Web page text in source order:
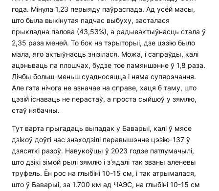
года. Мінула 1,23 перыяду паўраспада. Ад усёй масы,
што была выкінутая падчас выбуху, засталася
прыкладна палова (43,53%), а радыеактыўнасць стала ў
2,35 раза меней. То бок на тэрыторыі, дзе цэзію было
мала, яго актыўнасць знізілася. Можа, і сапраўды, калі
ацэньваць па плошчах, будзе тое памяншэнне ў 1,8 раза.
Лічбы больш-меньш суадносяцца і няма супярэчання.
Але гэта нічога не азначае на справе, хаця б таму, што
цэзій існаваць не перастаў, а проста сыйшоў у зямлю,
стаў нябачны.
Тут варта прыгадаць выпадак у Баварыі, калі ў мясе
дзікоў доўгі час знаходзілі перавышэнне цэзію-137 ў
дзясяткі разоў. Навукоўцы ў 2023 годзе патлумачылі,
што дзікі зімой рылі зямлю і з’ядалі так званы аленевы
труфель. Ён рос на глыбіні 10-15 см, і так атрымалася,
што ў Баварыі, за 1.700 км ад ЧАЭС, на глыбіні 10-15 см